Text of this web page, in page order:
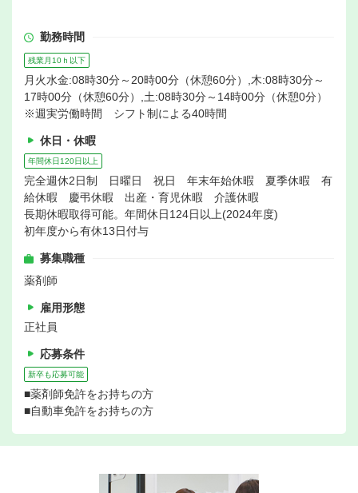
勤務時間
残業月10ｈ以下
月火水金:08時30分～20時00分（休憩60分）,木:08時30分～
17時00分（休憩60分）,土:08時30分～14時00分（休憩0分）
※週実労働時間 シフト制による40時間
休日・休暇
年間休日120日以上
完全週休2日制 日曜日 祝日 年末年始休暇 夏季休暇 有
給休暇 慶弔休暇 出産・育児休暇 介護休暇
長期休暇取得可能。年間休日124日以上(2024年度)
初年度から有休13日付与
募集職種
薬剤師
雇用形態
正社員
応募条件
新卒も応募可能
■薬剤師免許をお持ちの方
■自動車免許をお持ちの方